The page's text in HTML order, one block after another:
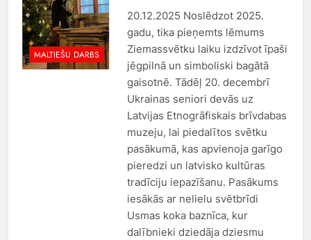
MALTIEŠU DARBS
20.12.2025 Noslēdzot 2025.
gadu, tika pieņemts lēmums
Ziemassvētku laiku izdzīvot īpaši
jēgpilnā un simboliski bagātā
gaisotnē. Tādēļ 20. decembrī
Ukrainas seniori devās uz
Latvijas Etnogrāfiskais brīvdabas
muzeju, lai piedalītos svētku
pasākumā, kas apvienoja garīgo
pieredzi un latvisko kultūras
tradīciju iepazīšanu. Pasākums
iesākās ar nelielu svētbrīdi
Usmas koka baznīca, kur
dalībnieki dziedāja dziesmu